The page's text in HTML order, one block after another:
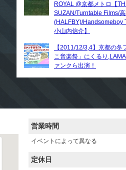
ROYAL @京都メトロ【
SUZAN/Turntable Films/
(HALFBY)/Handsomeboy
小山内信介】
【2011/12/3,4】京都の冬
こ音楽祭」にくるり
ァンクら出演！
営業時間
イベントによって異なる
定休日